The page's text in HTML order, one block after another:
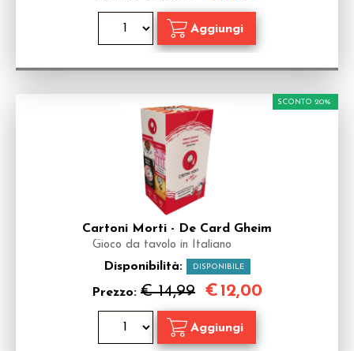
Cartoni Morti - De Card Gheim
Gioco da tavolo in Italiano
Disponibilità: DISPONIBILE
Prezzo: € 14,99
SCONTO 20%
€12,00